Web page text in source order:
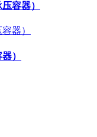
容器）
）